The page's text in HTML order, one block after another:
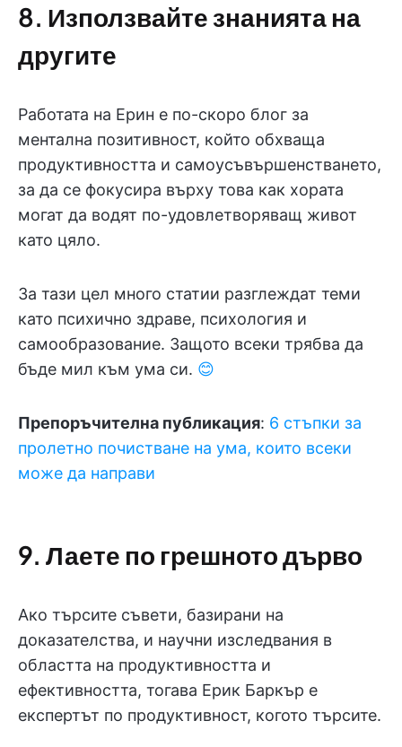
8. Използвайте знанията на
другите
Работата на Ерин е по-скоро блог за
ментална позитивност, който обхваща
продуктивността и самоусъвършенстването,
за да се фокусира върху това как хората
могат да водят по-удовлетворяващ живот
като цяло.
За тази цел много статии разглеждат теми
като психично здраве, психология и
самообразование. Защото всеки трябва да
бъде мил към ума си. 😊
Препоръчителна публикация: 6 стъпки за
пролетно почистване на ума, които всеки
може да направи
9. Лаете по грешното дърво
Ако търсите съвети, базирани на
доказателства, и научни изследвания в
областта на продуктивността и
ефективността, тогава Ерик Баркър е
експертът по продуктивност, когото търсите.